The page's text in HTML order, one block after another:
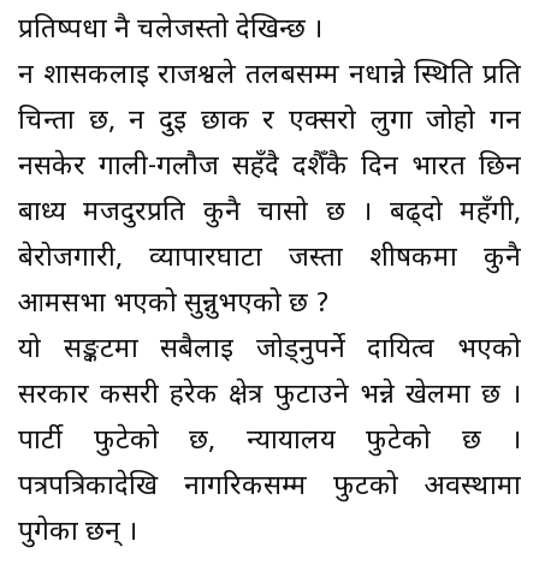
प्रतिष्पर्धा नै चलेजस्तो देखिन्छ ।
न शासकलाई राजश्वले तलबसम्म नधान्ने स्थिति प्रति
चिन्ता छ, न दुई छाक र एक्सरो लुगा जोहो गर्न
नसकेर गाली-गलौज सहँदै दशैँकै दिन भारत छिर्न
बाध्य मजदुरप्रति कुनै चासो छ । बढ्दो महँगी,
बेरोजगारी, व्यापारघाटा जस्ता शीर्षकमा कुनै
आमसभा भएको सुन्नुभएको छ ?
यो सङ्कटमा सबैलाई जोड्नुपर्ने दायित्व भएको
सरकार कसरी हरेक क्षेत्र फुटाउने भन्ने खेलमा छ ।
पार्टी फुटेको छ, न्यायालय फुटेको छ ।
पत्रपत्रिकादेखि नागरिकसम्म फुटको अवस्थामा
पुगेका छन् ।